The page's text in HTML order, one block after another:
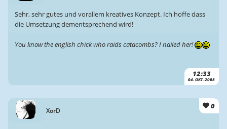
12:33
04. OKT. 2008
Sehr, sehr gutes und vorallem kreatives Konzept. Ich hoffe dass
die Umsetzung dementsprechend wird!
You know the english chick who raids catacombs? I nailed her!
XorD
0